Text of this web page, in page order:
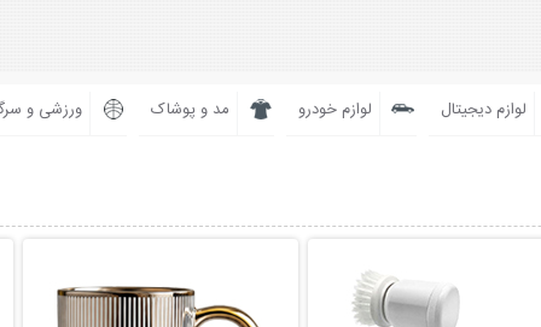
لوازم دیجیتال لوازم خودرو مد و پوشاک ورزشی و